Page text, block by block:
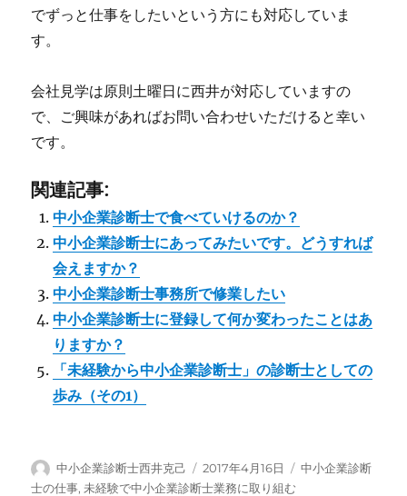
でずっと仕事をしたいという方にも対応していま
す。
会社見学は原則土曜日に西井が対応していますの
で、ご興味があればお問い合わせいただけると幸い
です。
関連記事:
中小企業診断士で食べていけるのか？
中小企業診断士にあってみたいです。どうすれば
会えますか？
中小企業診断士事務所で修業したい
中小企業診断士に登録して何か変わったことはあ
りますか？
「未経験から中小企業診断士」の診断士としての
歩み（その1）
投
稿
中小企業診断士西井克己
投
稿
2017年4月16日
カ
中小企業診断
士の仕事, 未経験で中小企業診断士業務に取り組む